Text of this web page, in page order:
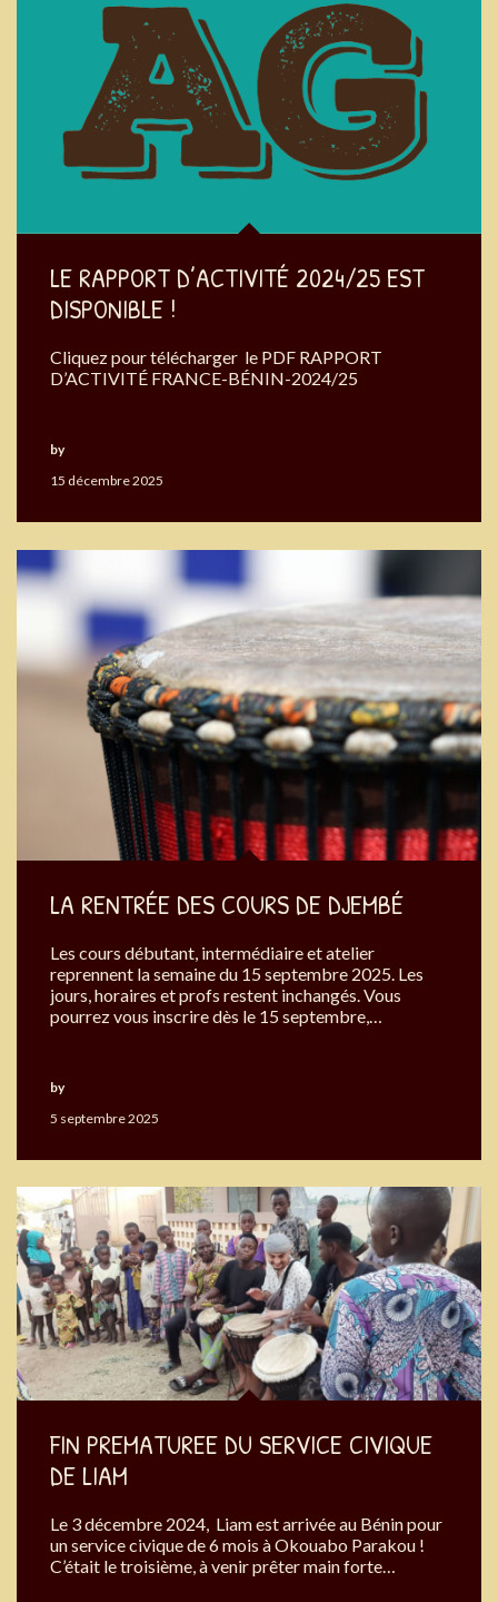
LE RAPPORT D’ACTIVITÉ 2024/25 EST
DISPONIBLE !
Cliquez pour télécharger le PDF RAPPORT
D’ACTIVITÉ FRANCE-BÉNIN-2024/25
15 décembre 2025
by
LA RENTRÉE DES COURS DE DJEMBÉ
Les cours débutant, intermédiaire et atelier
reprennent la semaine du 15 septembre 2025. Les
jours, horaires et profs restent inchangés. Vous
pourrez vous inscrire dès le 15 septembre,…
5 septembre 2025
by
FIN PREMATUREE DU SERVICE CIVIQUE
DE LIAM
Le 3 décembre 2024, Liam est arrivée au Bénin pour
un service civique de 6 mois à Okouabo Parakou !
C’était le troisième, à venir prêter main forte…